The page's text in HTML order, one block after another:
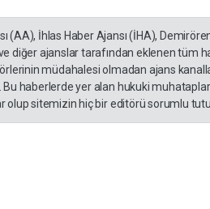
(AA), İhlas Haber Ajansı (İHA),
diğer ajanslar tarafından eklenen tüm
müdahalesi olmadan ajans
haberlerde yer alan hukuki
olup sitemizin hiç bir editörü sorumlu